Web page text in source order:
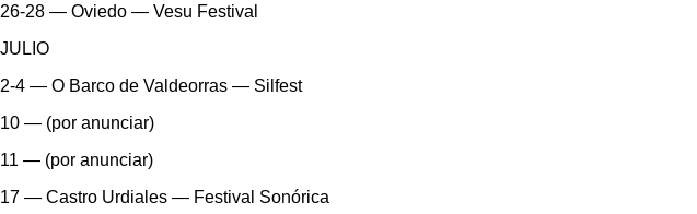
26-28 — Oviedo — Vesu Festival
JULIO
2-4 — O Barco de Valdeorras — Silfest
10 — (por anunciar)
11 — (por anunciar)
17 — Castro Urdiales — Festival Sonórica